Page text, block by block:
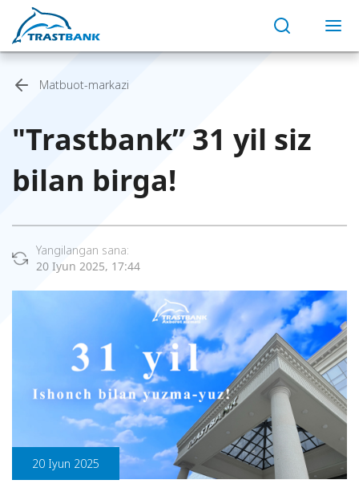
Matbuot-markazi
"Trastbank” 31 yil siz
bilan birga!
Yangilangan sana:
20 Iyun 2025, 17:44
20 Iyun 2025